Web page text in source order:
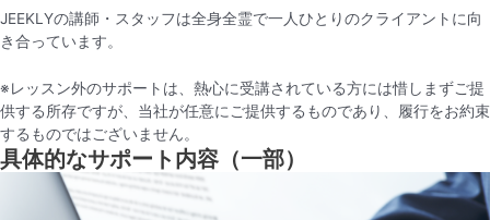
JEEKLYの講師・スタッフは全身全霊で一人ひとりのクライアントに向
き合っています。
※レッスン外のサポートは、熱心に受講されている方には惜しまずご提
供する所存ですが、当社が任意にご提供するものであり、履行をお約束
するものではございません。
具体的なサポート内容（一部）